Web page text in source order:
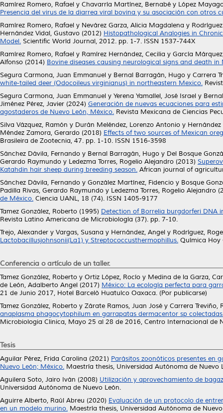
Ramírez Romero, Rafael y Chavarría Martínez, Bernabé y López
Presencia del virus de la diarrea viral bovina y su asociación con otros
Ramírez Romero, Rafael y Nevárez Garza, Alicia Magdalena y
Hernández Vidal, Gustavo (2012) Histopathological Analogies in
Model. Scientific World Journal, 2012. pp. 1-7. ISSN 1537-744X
Ramírez Romero, Rafael y Ramírez Hernández, Cecilia y García
Alfonso (2014) Bovine diseases causing neurological signs and death in
Segura Carmona, Juan Emmanuel y Bernal Barragán, Hugo y Carrera
white-tailed deer (Odocoileus virginianus) in northeastern Mexico.
Segura Carmona, Juan Emmanuel y Yerena Yamallel, José Israel y
Jiménez Pérez, Javier (2024) Generación de nuevas ecuaciones para
agostaderos de Nuevo León, México. Revista Mexicana de Ciencias
Silva Vázquez, Ramón y Durán Meléndez, Lorenzo Antonio y
Méndez Zamora, Gerardo (2018) Effects of two sources of Mexican
Brasileira de Zootecnia, 47. pp. 1-10. ISSN 1516-3598
Sánchez Dávila, Fernando y Bernal Barragán, Hugo y Del Bosque
Gerardo Raymundo y Ledezma Torres, Rogelio Alejandro (2013)
Katahdin hair sheep during breeding season. African journal of
Sánchez Dávila, Fernando y González Martínez, Fidencio y Bosque
Padilla Rivas, Gerardo Raymundo y Ledezma Torres, Rogelio Alejandro
de México. Ciencia UANL, 18 (74). ISSN 1405-9177
Tamez González, Roberto (1995) Detection of Borrelia burgdorferi DNA
Revista Latino Americana de Microbiología (37). pp. 7-10.
Trejo, Alexander y Vargas, Susana y Hernández, Angel y Rodríguez,
Lactobacillusjohnsonii(La1) y Streptococcusthermophillus. Química Hoy
Conferencia o artículo de un taller.
Tamez González, Roberto y Ortiz López, Rocío y Medina de la Garza,
de León, Adalberto Angel (2017) México: La ecología perfecta para
21 de Junio 2017, Hotel Barcelò Huatulco Oaxaca. (Por publicarse)
Tamez González, Roberto y Zárate Ramos, Juan José y Carrera Treviño,
anaplasma phagocytophilum en garrapatas dermacentor sp
Microbiologia Clinica, Mayo 25 al 28 de 2016, Centro Internacional de
Tesis
Aguilar Pérez, Frida Carolina (2021) Parásitos zoonóticos presentes en
Nuevo León; México. Maestría thesis, Universidad Autónoma de Nuevo
Aguilera Soto, Jairo Iván (2008) Utilización y aprovechamiento de
Universidad Autónoma de Nuevo León.
Aguirre Alberto, Raúl Abreu (2020) Evaluación de un protocolo de
en un modelo murino. Maestría thesis, Universidad Autónoma de